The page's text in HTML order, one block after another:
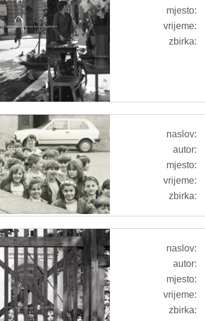
mjesto:
vrijeme:
zbirka:
naslov:
autor:
mjesto:
vrijeme:
zbirka:
naslov:
autor:
mjesto:
vrijeme:
zbirka: